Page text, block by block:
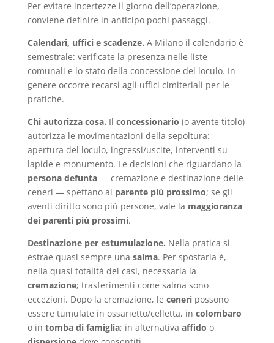
Per evitare incertezze il giorno dell’operazione,
conviene definire in anticipo pochi passaggi.
Calendari, uffici e scadenze. A Milano il calendario è
semestrale: verificate la presenza nelle liste
comunali e lo stato della concessione del loculo. In
genere occorre recarsi agli uffici cimiteriali per le
pratiche.
Chi autorizza cosa. Il concessionario (o avente titolo)
autorizza le movimentazioni della sepoltura:
apertura del loculo, ingressi/uscite, interventi su
lapide e monumento. Le decisioni che riguardano la
persona defunta— cremazione e destinazione delle
ceneri — spettano al parente più prossimo; se gli
aventi diritto sono più persone, vale la maggioranza
dei parenti più prossimi.
Destinazione per estumulazione. Nella pratica si
estrae quasi sempre una salma. Per spostarla è,
nella quasi totalità dei casi, necessaria la
cremazione; trasferimenti come salma sono
eccezioni. Dopo la cremazione, le ceneripossono
essere tumulate in ossarietto/celletta, in colombaro
o in tomba di famiglia; in alternativa affido o